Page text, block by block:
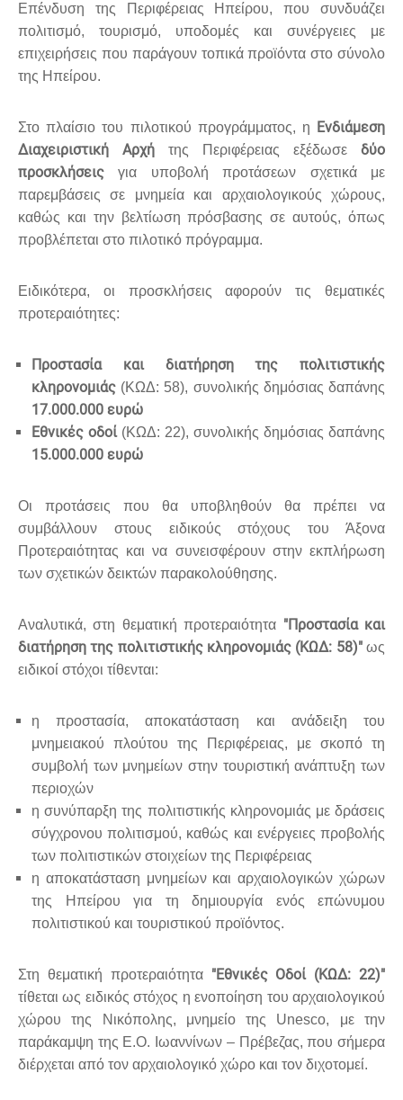
Επένδυση της Περιφέρειας Ηπείρου, που συνδυάζει
πολιτισμό, τουρισμό, υποδομές και συνέργειες με
επιχειρήσεις που παράγουν τοπικά προϊόντα στο σύνολο
της Ηπείρου.
Στο πλαίσιο του πιλοτικού προγράμματος, η
Ενδιάμεση
Διαχειριστική Αρχή της Περιφέρειας εξέδωσε δύο
προσκλήσεις για υποβολή προτάσεων σχετικά με
παρεμβάσεις σε μνημεία και αρχαιολογικούς χώρους,
καθώς και την βελτίωση πρόσβασης σε αυτούς, όπως
προβλέπεται στο πιλοτικό πρόγραμμα.
Ειδικότερα, οι προσκλήσεις αφορούν τις θεματικές
προτεραιότητες:
Προστασία και διατήρηση της πολιτιστικής
κληρονομιάς (ΚΩΔ: 58), συνολικής δημόσιας δαπάνης
17.000.000 ευρώ
Εθνικές οδοί (ΚΩΔ: 22), συνολικής δημόσιας δαπάνης
15.000.000 ευρώ
Οι προτάσεις που θα υποβληθούν θα πρέπει να
συμβάλλουν στους ειδικούς στόχους του Άξονα
Προτεραιότητας και να συνεισφέρουν στην εκπλήρωση
των σχετικών δεικτών παρακολούθησης.
Αναλυτικά, στη θεματική προτεραιότητα "Προστασία και
διατήρηση της πολιτιστικής κληρονομιάς (ΚΩΔ: 58)"ως
ειδικοί στόχοι τίθενται:
η προστασία, αποκατάσταση και ανάδειξη του
μνημειακού πλούτου της Περιφέρειας, με σκοπό τη
συμβολή των μνημείων στην τουριστική ανάπτυξη των
περιοχών
η συνύπαρξη της πολιτιστικής κληρονομιάς με δράσεις
σύγχρονου πολιτισμού, καθώς και ενέργειες προβολής
των πολιτιστικών στοιχείων της Περιφέρειας
η αποκατάσταση μνημείων και αρχαιολογικών χώρων
της Ηπείρου για τη δημιουργία ενός επώνυμου
πολιτιστικού και τουριστικού προϊόντος.
Στη θεματική προτεραιότητα "Εθνικές Οδοί (ΚΩΔ: 22)"
τίθεται ως ειδικός στόχος η ενοποίηση του αρχαιολογικού
χώρου της Νικόπολης, μνημείο της Unesco, με την
παράκαμψη της Ε.Ο. Ιωαννίνων – Πρέβεζας, που σήμερα
διέρχεται από τον αρχαιολογικό χώρο και τον διχοτομεί.